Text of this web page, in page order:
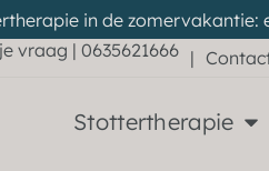
in de zomervakantie:
vraag | 0635621666 |
Stottertherapie